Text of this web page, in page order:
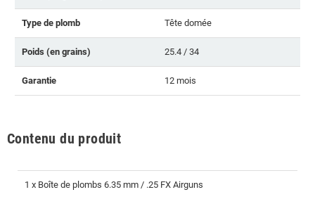
Type de plomb Tête domée
Poids (en grains) 25.4 / 34
Garantie 12 mois
Contenu du produit
1 x Boîte de plombs 6.35 mm / .25 FX Airguns